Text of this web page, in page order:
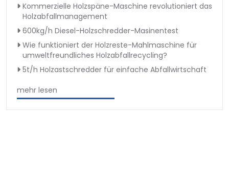
Kommerzielle Holzspäne-Maschine revolutioniert das
Holzabfallmanagement
600kg/h Diesel-Holzschredder-Masinentest
Wie funktioniert der Holzreste-Mahlmaschine für
umweltfreundliches Holzabfallrecycling?
5t/h Holzastschredder für einfache Abfallwirtschaft
mehr lesen